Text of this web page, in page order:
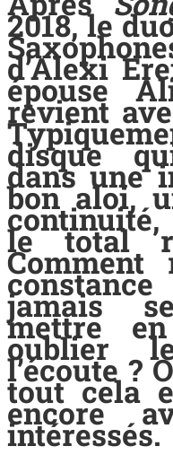
2018, le
d’Alexi
épouse
revient
disque
dans une
bon aloi,
le total
jamais
mettre
oublier
l’écoute ?
tout cela
encore
intéressés.